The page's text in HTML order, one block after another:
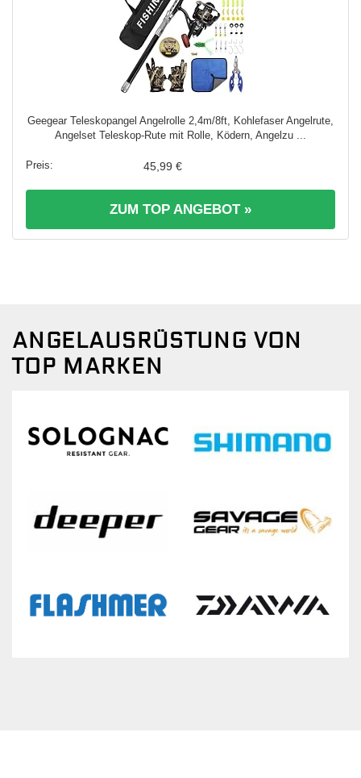
Geegear Teleskopangel Angelrolle 2,4m/8ft, Kohlefaser Angelrute,
Angelset Teleskop-Rute mit Rolle, Ködern, Angelzu ...
45,99 €
ZUM TOP ANGEBOT »
ANGELAUSRÜSTUNG VON
TOP MARKEN